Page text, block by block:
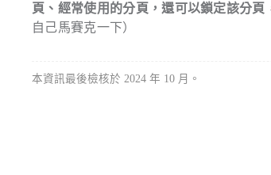
頁、經常使用的分頁，還可以鎖定該分頁
自己馬賽克一下）
本資訊最後檢核於 2024 年 10 月。